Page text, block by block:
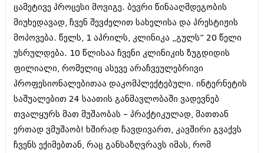
აპრილი 2016 (215)
მარტი 2016 (200)
თებერვალი 2016 (250)
იანვარი 2016 (206)
დეკემბერი 2015 (207)
ნოემბერი 2015 (264)
ოქტომბერი 2015 (204)
სექტემბერი 2015 (215)
აგვისტო 2015 (286)
ივლისი 2015 (173)
მაისი 2015 (194)
აპრილი 2015 (208)
ცამეტივე პროცესი მოვიგე. ბევრი წინააღმდეგობის
მიუხედავად, ჩვენ შევძელით სახელისა და პრესტიჟის
მოპოვება. წელს, 1 აპრილს, კლინიკა „გულს” 20 წელი
უსრულდება. 10 წლისაა ჩვენი კლინიკის ზუგდიდის
ფილიალი, რომელიც ასევე არაჩვეულებრივი
პროფესიონალებითაა დაკომპლექტებული. ინტერნეტის
საშუალებით 24 საათის განმავლობაში ვადევნებ
თვალყურს მათ მუშაობას – პრაქტიკულად, მათთან
ერთად ვმუშაობ! ხშირად ჩავდივართ, კავშირი გვაქვს
ჩვენს ექიმებთან, რაც განსაზღვრავს იმას, რომ